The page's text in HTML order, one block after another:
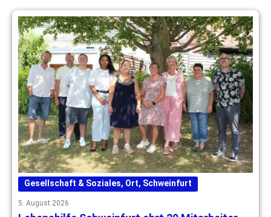
Gesellschaft & Soziales, Ort, Schweinfurt
5. August 2026